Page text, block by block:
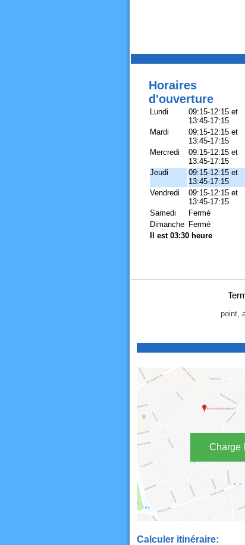
Horaires
d'ouverture
Lundi
09:15-12:15 et
13:45-17:15
Mardi
09:15-12:15 et
13:45-17:15
Mercredi
09:15-12:15 et
13:45-17:15
Jeudi
09:15-12:15 et
13:45-17:15
Vendredi
09:15-12:15 et
13:45-17:15
Samedi
Fermé
Dimanche
Fermé
Il est 03:30 heure
point,
Charge
Calculer itinéraire: